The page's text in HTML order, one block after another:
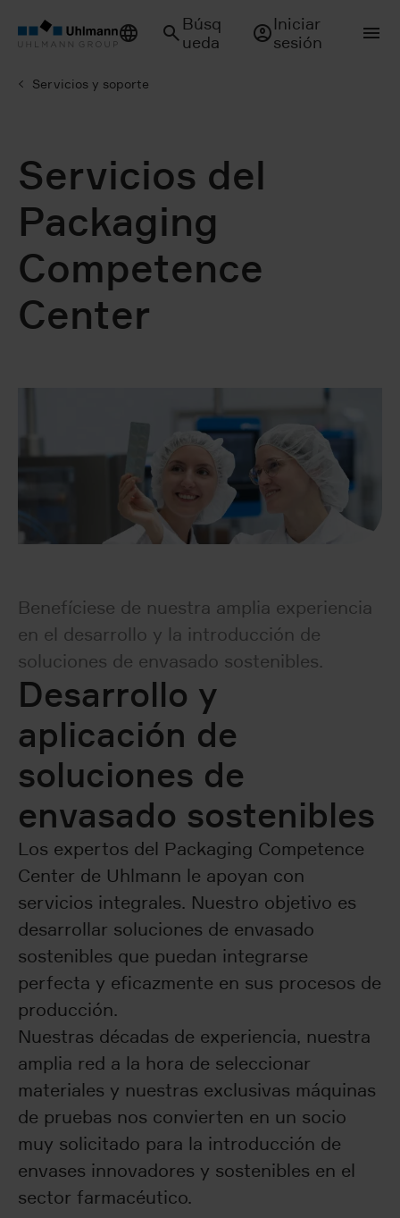
Búsq
ueda
Iniciar
sesión
Servicios y soporte
Servicios del
Packaging
Competence
Center
Benefíciese de nuestra amplia experiencia
en el desarrollo y la introducción de
soluciones de envasado sostenibles.
Desarrollo y
aplicación de
soluciones de
envasado sostenibles
Los expertos del Packaging Competence
Center de Uhlmann le apoyan con
servicios integrales. Nuestro objetivo es
desarrollar soluciones de envasado
sostenibles que puedan integrarse
perfecta y eficazmente en sus procesos de
producción.
Nuestras décadas de experiencia, nuestra
amplia red a la hora de seleccionar
materiales y nuestras exclusivas máquinas
de pruebas nos convierten en un socio
muy solicitado para la introducción de
envases innovadores y sostenibles en el
sector farmacéutico.